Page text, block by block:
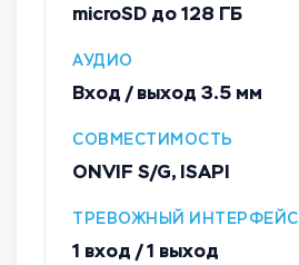
microSD до 128 ГБ
АУДИО
Вход / выход 3.5 мм
СОВМЕСТИМОСТЬ
ONVIF S/G, ISAPI
ТРЕВОЖНЫЙ ИНТЕРФЕЙС
1 вход / 1 выход